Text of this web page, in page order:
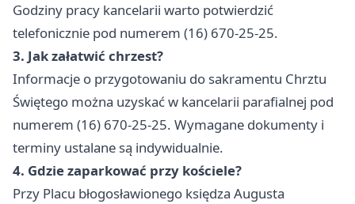
Godziny pracy kancelarii warto potwierdzić
telefonicznie pod numerem (16) 670-25-25.
3. Jak załatwić chrzest?
Informacje o przygotowaniu do sakramentu Chrztu
Świętego można uzyskać w kancelarii parafialnej pod
numerem (16) 670-25-25. Wymagane dokumenty i
terminy ustalane są indywidualnie.
4. Gdzie zaparkować przy kościele?
Przy Placu błogosławionego księdza Augusta